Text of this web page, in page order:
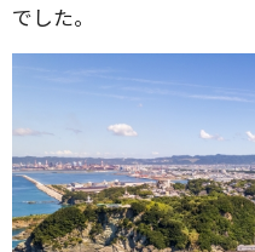
でした。